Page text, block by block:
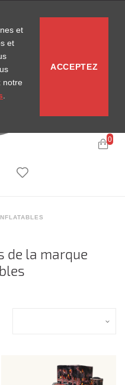
0
NFLATABLES
de la marque
et
et
notre
ACCEPTEZ